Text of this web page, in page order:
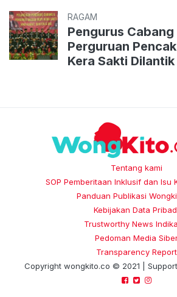
RAGAM
Pengurus
Perguruan
Kera Sakti Dilantik
Tentang kami
SOP Pemberitaan Inklusif dan Isu
Panduan Publikasi
Kebijakan Data
Trustworthy News
Pedoman Media
Transparency Report
Copyright wongkito.co © 2021 |